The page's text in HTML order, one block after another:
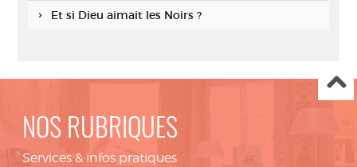
Et si Dieu aimait les Noirs ?
NOS RUBRIQUES
Services & infos pratiques